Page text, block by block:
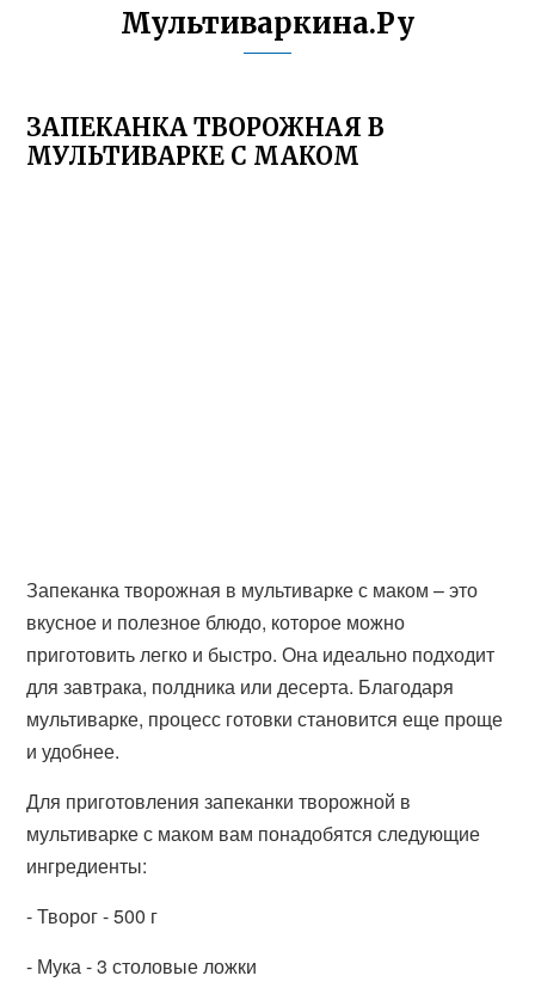
Мультиваркина.Ру
ЗАПЕКАНКА ТВОРОЖНАЯ В
МУЛЬТИВАРКЕ С МАКОМ
Запеканка творожная в мультиварке с маком – это
вкусное и полезное блюдо, которое можно
приготовить легко и быстро. Она идеально подходит
для завтрака, полдника или десерта. Благодаря
мультиварке, процесс готовки становится еще проще
и удобнее.
Для приготовления запеканки творожной в
мультиварке с маком вам понадобятся следующие
ингредиенты:
- Творог - 500 г
- Мука - 3 столовые ложки